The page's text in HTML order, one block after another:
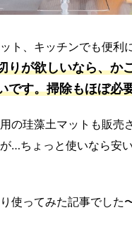
ト、 キッチンでも便利
りが欲しいなら、か
です。掃除もほぼ必
の珪藻土マットも販売
…ちょっと使いなら安
使ってみた記事でした